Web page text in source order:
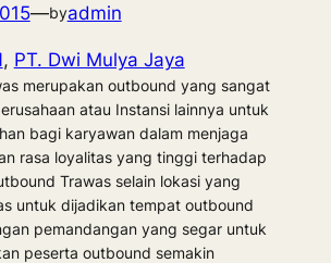
—byadmin
, PT. Dwi Mulya Jaya
merupakan outbound yang sangat
atau Instansi lainnya untuk
bagi karyawan dalam menjaga
rasa loyalitas yang tinggi terhadap
Trawas selain lokasi yang
untuk dijadikan tempat outbound
pemandangan yang segar untuk
peserta outbound semakin